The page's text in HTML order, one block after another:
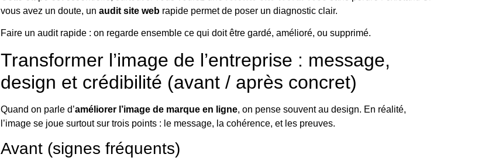
vous avez un doute, un audit site webrapide permet de poser un diagnostic clair.
Faire un audit rapide: on regarde ensemble ce qui doit être gardé, amélioré, ou supprimé.
Transformer l’image de l’entreprise : message,
design et crédibilité (avant / après concret)
Quand on parle d’améliorer l’image de marque en ligne, on pense souvent au design. En réalité,
l’image se joue surtout sur trois points : le message, la cohérence, et les preuves.
Avant (signes fréquents)